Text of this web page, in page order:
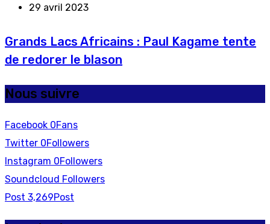
29 avril 2023
Grands Lacs Africains : Paul Kagame tente
de redorer le blason
Nous suivre
Facebook 0Fans
Twitter 0Followers
Instagram 0Followers
Soundcloud Followers
Post 3,269Post